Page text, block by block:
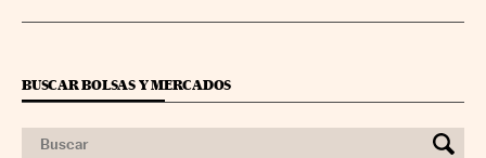
BUSCAR BOLSAS Y MERCADOS